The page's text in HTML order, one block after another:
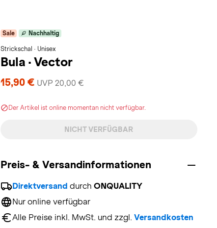
Sale Nachhaltig
Strickschal · Unisex
Bula · Vector
15,90 € UVP 20,00 €
Der Artikel ist online momentan nicht verfügbar.
NICHT VERFÜGBAR
Preis- & Versandinformationen
Direktversand durch ONQUALITY
Nur online verfügbar
Alle Preise inkl. MwSt. und zzgl. Versandkosten